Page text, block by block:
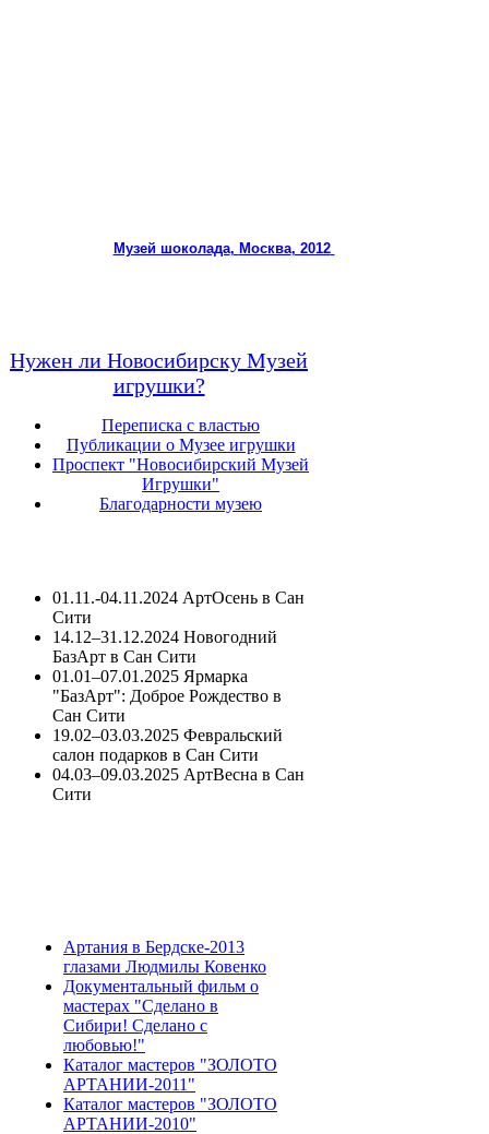
Музей шоколада, Москва, 2012
Нужен ли Новосибирску Музей
игрушки?
Переписка с властью
Публикации о Музее игрушки
Проспект "Новосибирский Музей
Игрушки"
Благодарности музею
01.11.-04.11.2024 АртОсень в Сан
Сити
14.12–31.12.2024 Новогодний
БазАрт в Сан Сити
01.01–07.01.2025 Ярмарка
"БазАрт": Доброе Рождество в
Сан Сити
19.02–03.03.2025 Февральский
салон подарков в Сан Сити
04.03–09.03.2025 АртВесна в Сан
Сити
Артания в Бердске-2013
глазами Людмилы Ковенко
Документальный фильм о
мастерах "Сделано в
Сибири! Сделано с
любовью!"
Каталог мастеров "ЗОЛОТО
АРТАНИИ-2011"
Каталог мастеров "ЗОЛОТО
АРТАНИИ-2010"